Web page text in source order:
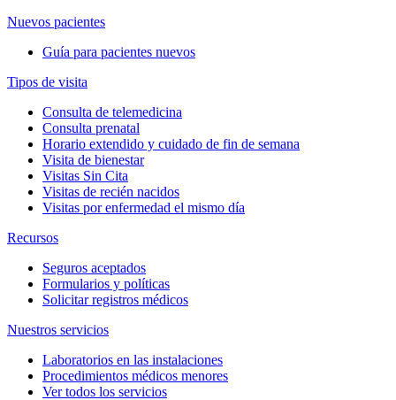
Nuevos pacientes
Guía para pacientes nuevos
Tipos de visita
Consulta de telemedicina
Consulta prenatal
Horario extendido y cuidado de fin de semana
Visita de bienestar
Visitas Sin Cita
Visitas de recién nacidos
Visitas por enfermedad el mismo día
Recursos
Seguros aceptados
Formularios y políticas
Solicitar registros médicos
Nuestros servicios
Laboratorios en las instalaciones
Procedimientos médicos menores
Ver todos los servicios